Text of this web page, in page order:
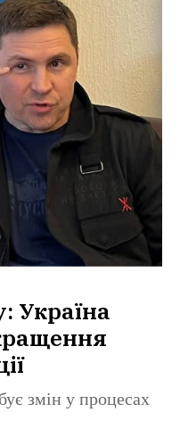
Україна
змін у процесах